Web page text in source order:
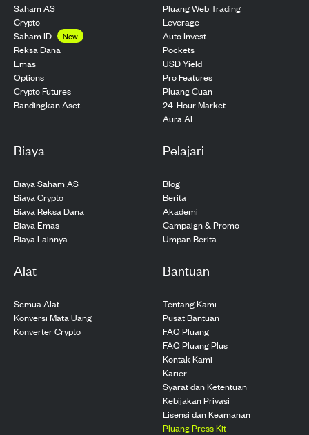
Saham AS
Crypto
Saham ID
New
Reksa Dana
Emas
Options
Crypto Futures
Bandingkan Aset
Pluang Web Trading
Leverage
Auto Invest
Pockets
USD Yield
Pro Features
Pluang Cuan
24-Hour Market
Aura AI
Biaya
Biaya Saham AS
Biaya Crypto
Biaya Reksa Dana
Biaya Emas
Biaya Lainnya
Pelajari
Blog
Berita
Akademi
Campaign & Promo
Umpan Berita
Alat
Semua Alat
Konversi Mata Uang
Konverter Crypto
Bantuan
Tentang Kami
Pusat Bantuan
FAQ Pluang
FAQ Pluang Plus
Kontak Kami
Karier
Syarat dan Ketentuan
Kebijakan Privasi
Lisensi dan Keamanan
Pluang Press Kit